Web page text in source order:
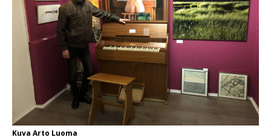
Kuva Arto Luoma